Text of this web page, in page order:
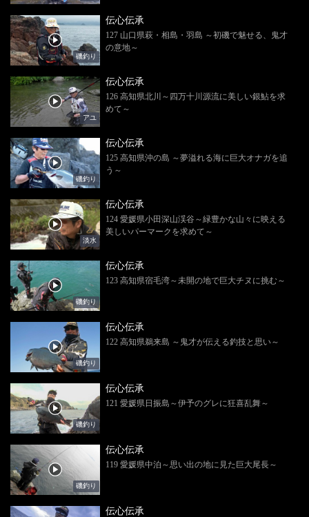
磯釣り
伝心伝承
127 山口県萩・相島・羽島 ～初磯で魅せる、鬼才
の意地～
アユ
伝心伝承
126 高知県北川～四万十川源流に美しい銀鮎を求
めて～
磯釣り
伝心伝承
125 高知県沖の島 ～夢溢れる海に巨大オナガを追
う～
淡水
伝心伝承
124 愛媛県小田深山渓谷～緑豊かな山々に映える
美しいパーマークを求めて～
磯釣り
伝心伝承
123 高知県宿毛湾～未開の地で巨大チヌに挑む～
磯釣り
伝心伝承
122 高知県鵜来島 ～鬼才が伝える釣技と思い～
磯釣り
伝心伝承
121 愛媛県日振島～伊予のグレに狂喜乱舞～
磯釣り
伝心伝承
119 愛媛県中泊～思い出の地に見た巨大尾長～
伝心伝承